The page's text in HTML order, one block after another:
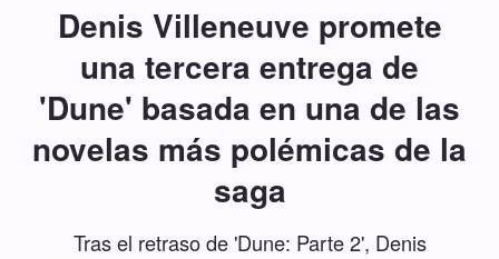
Denis Villeneuve promete
una tercera entrega de
'Dune' basada en una de las
novelas más polémicas de la
saga
Tras el retraso de 'Dune: Parte 2', Denis